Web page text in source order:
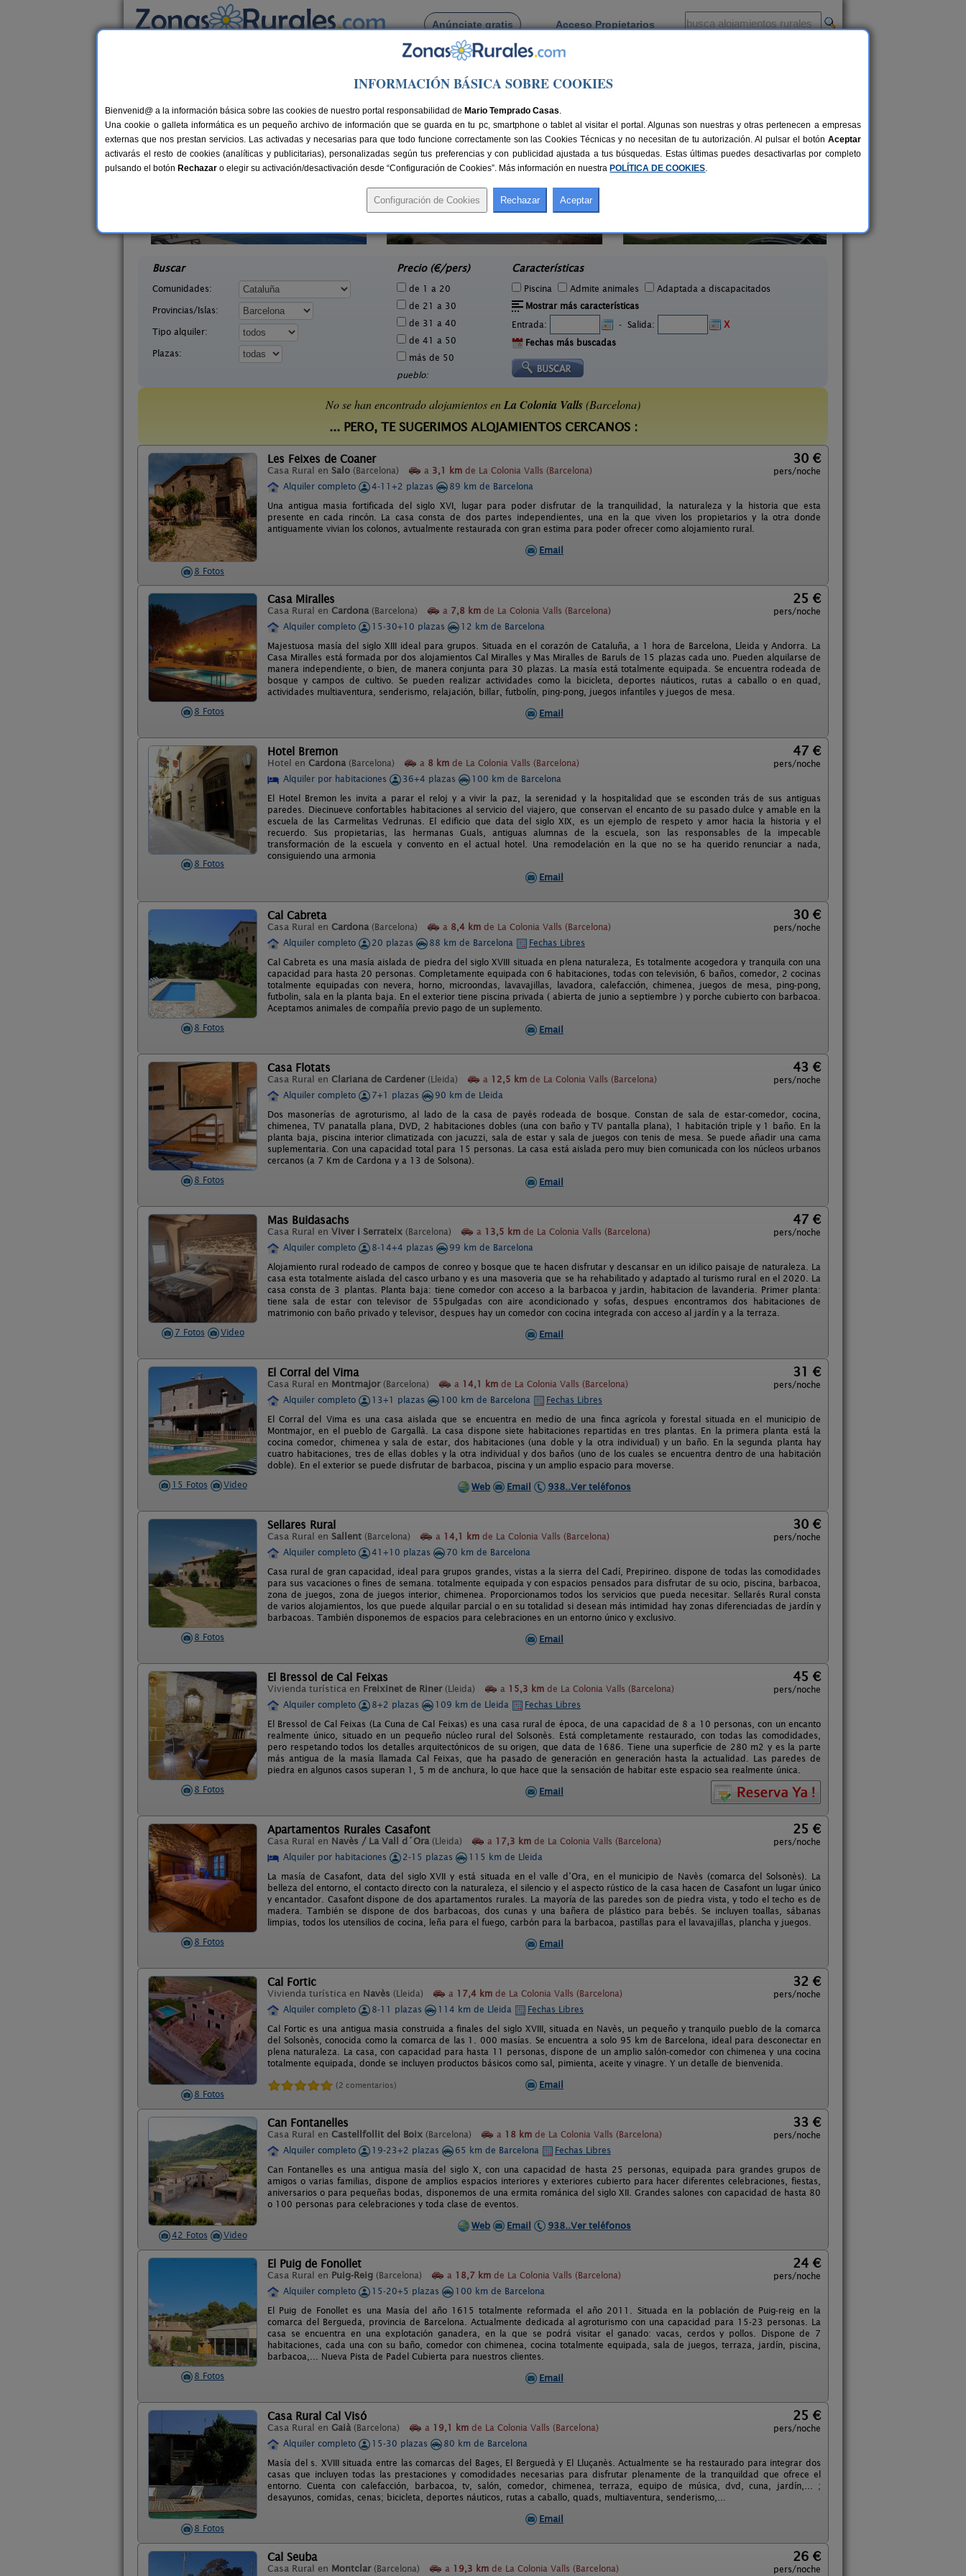
Anúnciate gratis Acceso Propietarios
Busca por pueblo
> La Colonia Valls
Casas Rurales cerca de La Colonia Valls
25 €
Can Fontanelles
Buscar
Comunidades:
Provincias/Islas:
Tipo alquiler:
Plazas:
Precio (€/pers)
de 1 a 20
de 21 a 30
de 31 a 40
de 41 a 50
más de 50
pueblo:
Características
Piscina Admite animales
Adaptada a discapacitados
Mostrar más características
Entrada:
- Salida:
X
Fechas más buscadas
No se han encontrado alojamientos enLa Colonia Valls(Barcelona)
... PERO, TE SUGERIMOS ALOJAMIENTOS CERCANOS :
8 Fotos
Les Feixes de Coaner
Casa Rural en Salo (Barcelona) a 3,1 km de La Colonia Valls (Barcelona)
30 €
pers/noche
Alquiler completo
4-11+2 plazas
89 km de Barcelona
Una antigua masia fortificada del siglo XVI, lugar para poder disfrutar de la tranquilidad, la naturaleza y la historia que esta
presente en cada rincón. La casa consta de dos partes independientes, una en la que viven los propietarios y la otra donde
antiguamente vivian los colonos, avtualmente restaurada con gran estima para poder ofrecer como alojamiento rural.
Email
8 Fotos
Casa Miralles
Casa Rural en Cardona (Barcelona) a 7,8 km de La Colonia Valls (Barcelona)
25 €
pers/noche
Alquiler completo
15-30+10 plazas
12 km de Barcelona
Majestuosa masía del siglo XIII ideal para grupos. Situada en el corazón de Cataluña, a 1 hora de Barcelona, Lleida y Andorra. La
Casa Miralles está formada por dos alojamientos Cal Miralles y Mas Miralles de Baruls de 15 plazas cada uno. Pueden alquilarse de
manera independiente, o bien, de manera conjunta para 30 plazas. La masía está totalmente equipada. Se encuentra rodeada de
bosque y campos de cultivo. Se pueden realizar actividades como la bicicleta, deportes náuticos, rutas a caballo o en quad,
actividades multiaventura, senderismo, relajación, billar, futbolín, ping-pong, juegos infantiles y juegos de mesa.
Email
8 Fotos
Hotel Bremon
Hotel en Cardona (Barcelona) a 8 km de La Colonia Valls (Barcelona)
47 €
pers/noche
Alquiler por habitaciones
36+4 plazas
100 km de Barcelona
El Hotel Bremon les invita a parar el reloj y a vivir la paz, la serenidad y la hospitalidad que se esconden trás de sus antiguas
paredes. Diecinueve confortables habitaciones al servicio del viajero, que conservan el encanto de su pasado dulce y amable en la
escuela de las Carmelitas Vedrunas. El edificio que data del siglo XIX, es un ejemplo de respeto y amor hacia la historia y el
recuerdo. Sus propietarias, las hermanas Guals, antiguas alumnas de la escuela, son las responsables de la impecable
transformación de la escuela y convento en el actual hotel. Una remodelación en la que no se ha querido renunciar a nada,
consiguiendo una armonia
Email
8 Fotos
Cal Cabreta
Casa Rural en Cardona (Barcelona) a 8,4 km de La Colonia Valls (Barcelona)
30 €
pers/noche
Alquiler completo
20 plazas 88 km de Barcelona
Fechas Libres
Cal Cabreta es una masía aislada de piedra del siglo XVIII situada en plena naturaleza, Es totalmente acogedora y tranquila con una
capacidad para hasta 20 personas. Completamente equipada con 6 habitaciones, todas con televisión, 6 baños, comedor, 2 cocinas
totalmente equipadas con nevera, horno, microondas, lavavajillas, lavadora, calefacción, chimenea, juegos de mesa, ping-pong,
futbolin, sala en la planta baja. En el exterior tiene piscina privada ( abierta de junio a septiembre ) y porche cubierto con barbacoa.
Aceptamos animales de compañía previo pago de un suplemento.
Email
8 Fotos
Casa Flotats
Casa Rural en Clariana de Cardener (Lleida) a 12,5 km de La Colonia Valls (Barcelona)
43 €
pers/noche
Alquiler completo
7+1 plazas
90 km de Lleida
Dos masonerías de agroturismo, al lado de la casa de payés rodeada de bosque. Constan de sala de estar-comedor, cocina,
chimenea, TV panatalla plana, DVD, 2 habitaciones dobles (una con baño y TV pantalla plana), 1 habitación triple y 1 baño. En la
planta baja, piscina interior climatizada con jacuzzi, sala de estar y sala de juegos con tenis de mesa. Se puede añadir una cama
suplementaria. Con una capacidad total para 15 personas. La casa está aislada pero muy bien comunicada con los núcleos urbanos
cercanos (a 7 Km de Cardona y a 13 de Solsona).
Email
7 Fotos Video
Mas Buidasachs
Casa Rural en Viver i Serrateix (Barcelona) a 13,5 km de La Colonia Valls (Barcelona)
47 €
pers/noche
Alquiler completo
8-14+4 plazas
99 km de Barcelona
Alojamiento rural rodeado de campos de conreo y bosque que te hacen disfrutar y descansar en un idilico paisaje de naturaleza. La
casa esta totalmente aislada del casco urbano y es una masoveria que se ha rehabilitado y adaptado al turismo rural en el 2020. La
casa consta de 3 plantas. Planta baja: tiene comedor con acceso a la barbacoa y jardin, habitacion de lavanderia. Primer planta:
tiene sala de estar con televisor de 55pulgadas con aire acondicionado y sofas, despues encontramos dos habitaciones de
matrimonio con baño privado y televisor, despues hay un comedor con cocina integrada con acceso al jardín y a la terraza.
Email
15 Fotos Video
El Corral del Vima
Casa Rural en Montmajor (Barcelona) a 14,1 km de La Colonia Valls (Barcelona)
31 €
pers/noche
Alquiler completo
13+1 plazas 100 km de Barcelona
Fechas Libres
El Corral del Vima es una casa aislada que se encuentra en medio de una finca agrícola y forestal situada en el municipio de
Montmajor, en el pueblo de Gargallà. La casa dispone siete habitaciones repartidas en tres plantas. En la primera planta está la
cocina comedor, chimenea y sala de estar, dos habitaciones (una doble y la otra individual) y un baño. En la segunda planta hay
cuatro habitaciones, tres de ellas dobles y la otra individual y dos baños (uno de los cuales se encuentra dentro de una habitación
doble). En el exterior se puede disfrutar de barbacoa, piscina y un amplio espacio para moverse.
Web
Email 938..Ver teléfonos
8 Fotos
Sellares Rural
Casa Rural en Sallent (Barcelona) a 14,1 km de La Colonia Valls (Barcelona)
30 €
pers/noche
Alquiler completo
41+10 plazas
70 km de Barcelona
Casa rural de gran capacidad, ideal para grupos grandes, vistas a la sierra del Cadí, Prepirineo. dispone de todas las comodidades
para sus vacaciones o fines de semana. totalmente equipada y con espacios pensados para disfrutar de su ocio, piscina, barbacoa,
zona de juegos, zona de juegos interior, chimenea. Proporcionamos todos los servicios que pueda necesitar. Sellarés Rural consta
de varios alojamientos, los que puede alquilar parcial o en su totalidad si desean más intimidad hay zonas diferenciadas de jardín y
barbacoas. También disponemos de espacios para celebraciones en un entorno único y exclusivo.
Email
8 Fotos
El Bressol de Cal Feixas
Vivienda turística en Freixinet de Riner (Lleida) a 15,3 km de La Colonia Valls (Barcelona)
45 €
pers/noche
Alquiler completo
8+2 plazas 109 km de Lleida
Fechas Libres
El Bressol de Cal Feixas (La Cuna de Cal Feixas) es una casa rural de época, de una capacidad de 8 a 10 personas, con un encanto
realmente único, situado en un pequeño núcleo rural del Solsonès. Está completamente restaurado, con todas las comodidades,
pero respetando todos los detalles arquitectónicos de su origen, que data de 1686. Tiene una superficie de 280 m2 y es la parte
más antigua de la masía llamada Cal Feixas, que ha pasado de generación en generación hasta la actualidad. Las paredes de
piedra en algunos casos superan 1, 5 m de anchura, lo que hace que la sensación de habitar este espacio sea realmente única.
Email
8 Fotos
Apartamentos Rurales Casafont
Casa Rural en Navès / La Vall d´Ora (Lleida) a 17,3 km de La Colonia Valls (Barcelona)
25 €
pers/noche
Alquiler por habitaciones
2-15 plazas
115 km de Lleida
La masía de Casafont, data del siglo XVII y está situada en el valle d’Ora, en el municipio de Navès (comarca del Solsonès). La
belleza del entorno, el contacto directo con la naturaleza, el silencio y el aspecto rústico de la casa hacen de Casafont un lugar único
y encantador. Casafont dispone de dos apartamentos rurales. La mayoría de las paredes son de piedra vista, y todo el techo es de
madera. También se dispone de dos barbacoas, dos cunas y una bañera de plástico para bebés. Se incluyen toallas, sábanas
limpias, todos los utensilios de cocina, leña para el fuego, carbón para la barbacoa, pastillas para el lavavajillas, plancha y juegos.
Email
8 Fotos
Cal Fortic
Vivienda turística en Navès (Lleida) a 17,4 km de La Colonia Valls (Barcelona)
32 €
pers/noche
Alquiler completo
8-11 plazas 114 km de Lleida
Fechas Libres
Cal Fortic es una antigua masia construida a finales del siglo XVIII, situada en Navès, un pequeño y tranquilo pueblo de la comarca
del Solsonès, conocida como la comarca de las 1. 000 masías. Se encuentra a solo 95 km de Barcelona, ideal para desconectar en
plena naturaleza. La casa, con capacidad para hasta 11 personas, dispone de un amplio salón-comedor con chimenea y una cocina
totalmente equipada, donde se incluyen productos básicos como sal, pimienta, aceite y vinagre. Y un detalle de bienvenida.
(2 comentarios) Email
42 Fotos Video
Can Fontanelles
Casa Rural en Castellfollit del Boix (Barcelona) a 18 km de La Colonia Valls (Barcelona)
33 €
pers/noche
Alquiler completo
19-23+2 plazas 65 km de Barcelona
Fechas Libres
Can Fontanelles es una antigua masía del siglo X, con una capacidad de hasta 25 personas, equipada para grandes grupos de
amigos o varias familias, dispone de amplios espacios interiores y exteriores cubierto para hacer diferentes celebraciones, fiestas,
aniversarios o para pequeñas bodas, disponemos de una ermita románica del siglo XII. Grandes salones con capacidad de hasta 80
o 100 personas para celebraciones y toda clase de eventos.
Web
Email 938..Ver teléfonos
8 Fotos
El Puig de Fonollet
Casa Rural en Puig-Reig (Barcelona) a 18,7 km de La Colonia Valls (Barcelona)
24 €
pers/noche
Alquiler completo
15-20+5 plazas
100 km de Barcelona
El Puig de Fonollet es una Masía del año 1615 totalmente reformada el año 2011. Situada en la población de Puig-reig en la
comarca del Bergueda, provincia de Barcelona. Actualmente dedicada al agroturismo con una capacidad para 15-23 personas. La
casa se encuentra en una explotación ganadera, en la que se podrá visitar el ganado: vacas, cerdos y pollos. Dispone de 7
habitaciones, cada una con su baño, comedor con chimenea, cocina totalmente equipada, sala de juegos, terraza, jardín, piscina,
barbacoa,... Nueva Pista de Padel Cubierta para nuestros clientes.
Email
8 Fotos
Casa Rural Cal Visó
Casa Rural en Gaià (Barcelona) a 19,1 km de La Colonia Valls (Barcelona)
25 €
pers/noche
Alquiler completo
15-30 plazas
80 km de Barcelona
Masía del s. XVIII situada entre las comarcas del Bages, El Berguedà y El Lluçanès. Actualmente se ha restaurado para integrar dos
casas que incluyen todas las prestaciones y comodidades necesarias para disfrutar plenamente de la tranquildad que ofrece el
entorno. Cuenta con calefacción, barbacoa, tv, salón, comedor, chimenea, terraza, equipo de música, dvd, cuna, jardín,... ;
desayunos, comidas, cenas; bicicleta, deportes náuticos, rutas a caballo, quads, multiaventura, senderismo,...
Email
Cal Seuba
Casa Rural en Montclar (Barcelona) a 19,3 km de La Colonia Valls (Barcelona)
26 €
pers/noche
INFORMACIÓN BÁSICA SOBRE COOKIES
Bienvenid@ a la información básica sobre las cookies de nuestro portal responsabilidad de Mario Temprado Casas.
Una cookie o galleta informática es un pequeño archivo de información que se guarda en tu pc, smartphone o tablet al visitar el portal. Algunas son nuestras y otras pertenecen a empresas
externas que nos prestan servicios. Las activadas y necesarias para que todo funcione correctamente son las Cookies Técnicas y no necesitan de tu autorización. Al pulsar el botón Aceptar
activarás el resto de cookies (analíticas y publicitarias), personalizadas según tus preferencias y con publicidad ajustada a tus búsquedas. Estas últimas puedes desactivarlas por completo
pulsando el botón Rechazar o elegir su activación/desactivación desde “Configuración de Cookies”. Más información en nuestra POLÍTICA DE COOKIES.